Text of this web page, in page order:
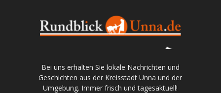
Bei uns erhalten Sie lokale Nachrichten und
Geschichten aus der Kreisstadt Unna und der
Umgebung. Immer frisch und tagesaktuell!